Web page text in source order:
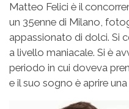
Matteo Felici è il
un 35enne di Milano,
appassionato di dolci. Si
a livello maniacale. Si è
periodo in cui doveva
e il suo sogno è aprire